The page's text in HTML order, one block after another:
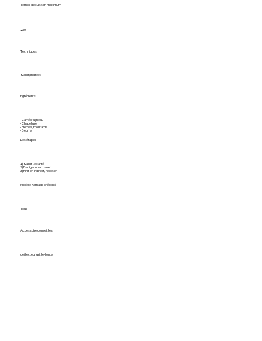
Temps de cuisson maximum
230
Techniques
Saisir/Indirect
Ingrédients
- Carré d’agneau
- Chapelure
- Herbes, moutarde
- Beurre
Les étapes
1) Saisir le carré.
2) Badigeonner, paner.
3) Finir en indirect, reposer.
Modèle Kamado précoisé
Tous
Accessoire conseillés
deflecteur,grille-fonte